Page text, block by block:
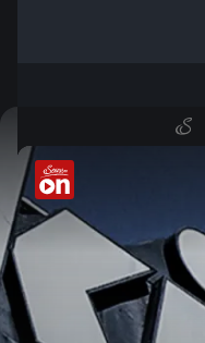
Ein Jahr